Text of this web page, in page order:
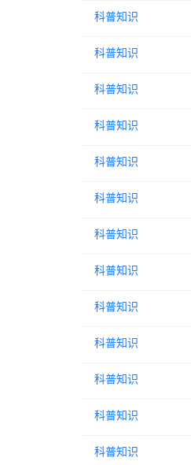
科普知识
科普知识
科普知识
科普知识
科普知识
科普知识
科普知识
科普知识
科普知识
科普知识
科普知识
科普知识
科普知识